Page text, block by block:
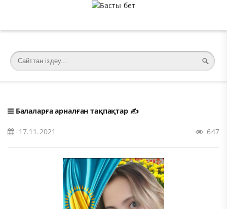
Балаларға арналған тақпақтар✍️
17.11.2021 647